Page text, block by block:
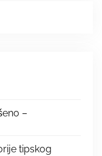
–
tipskog